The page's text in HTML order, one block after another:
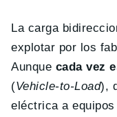
La carga
explotar por los
Aunque cada vez
(Vehicle-to-Load),
eléctrica a